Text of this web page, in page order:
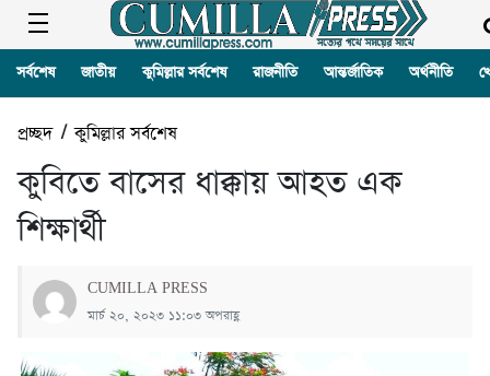
সর্বশেষ জাতীয় কুমিল্লার সর্বশেষ রাজনীতি আন্তর্জাতিক অর্থনীতি
প্রচ্ছদ/কুমিল্লার সর্বশেষ
কুবিতে বাসের ধাক্কায় আহত এক
শিক্ষার্থী
CUMILLA PRESS
মার্চ ২০, ২০২৩ ১১:০৩ অপরাহ্ণ